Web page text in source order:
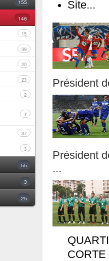
155
146
15
39
20
23
2
7
37
3
55
3
25
Site...
Président
Président
...
CORTE